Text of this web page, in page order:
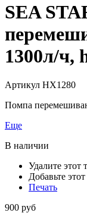
SEA
1300л/ч,
Артикул HX1280
Помпа
Еще
В наличии
Удалите этот
Добавьте
Печать
900 руб